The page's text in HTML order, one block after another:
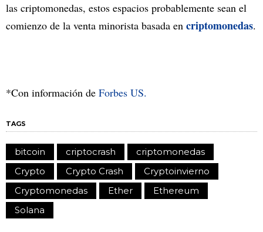
las criptomonedas, estos espacios probablemente sean el
comienzo de la venta minorista basada en criptomonedas.
*Con información de Forbes US.
TAGS
bitcoin criptocrash
criptomonedas
Crypto
Crypto Crash
Cryptoinvierno
Cryptomonedas
Ether
Ethereum
Solana